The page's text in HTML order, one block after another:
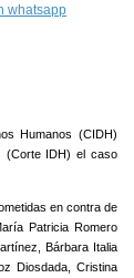
Humanos (CIDH)
(Corte IDH) el caso
en contra de
Patricia Romero
Bárbara Italia
Diosdada, Cristina